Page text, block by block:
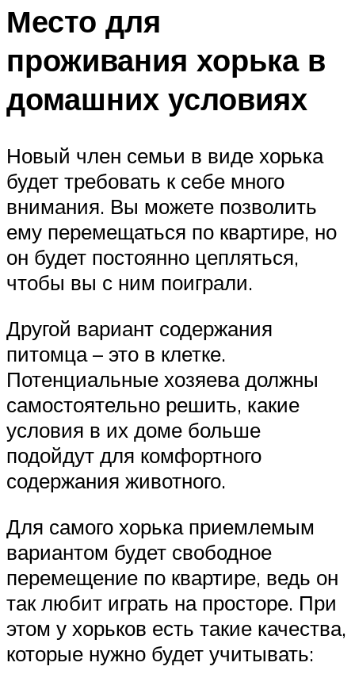
Место для
проживания хорька в
домашних условиях
Новый член семьи в виде хорька
будет требовать к себе много
внимания. Вы можете позволить
ему перемещаться по квартире, но
он будет постоянно цепляться,
чтобы вы с ним поиграли.
Другой вариант содержания
питомца – это в клетке.
Потенциальные хозяева должны
самостоятельно решить, какие
условия в их доме больше
подойдут для комфортного
содержания животного.
Для самого хорька приемлемым
вариантом будет свободное
перемещение по квартире, ведь он
так любит играть на просторе. При
этом у хорьков есть такие качества,
которые нужно будет учитывать: